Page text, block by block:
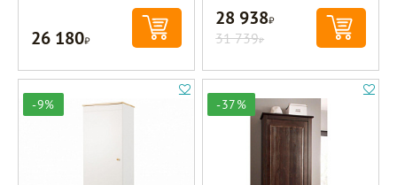
26 180Р
28 938Р
31 739Р
-9% -37%